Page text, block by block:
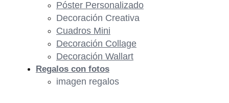
Póster Personalizado
Decoración Creativa
Cuadros Mini
Decoración Collage
Decoración Wallart
Regalos con fotos
imagen regalos